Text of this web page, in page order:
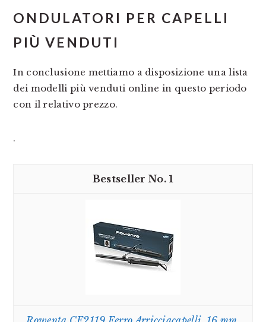
ONDULATORI PER CAPELLI
PIÙ VENDUTI
In conclusione mettiamo a disposizione una lista
dei modelli più venduti online in questo periodo
con il relativo prezzo.
.
1